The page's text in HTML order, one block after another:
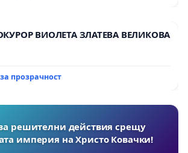
ВИОЛЕТА ЗЛАТЕВА ВЕЛИКОВА
прозрачност
решителни действия срещу
империя на Христо Ковачки!